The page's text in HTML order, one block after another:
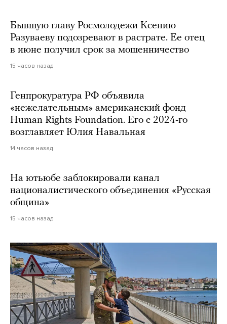
Бывшую главу Росмолодежи Ксению
Разуваеву подозревают в растрате. Ее отец
в июне получил срок за мошенничество
15 часов назад
Генпрокуратура РФ объявила
«нежелательным» американский фонд
Human Rights Foundation. Его с 2024-го
возглавляет Юлия Навальная
14 часов назад
На ютьюбе заблокировали канал
националистического объединения «Русская
община»
15 часов назад